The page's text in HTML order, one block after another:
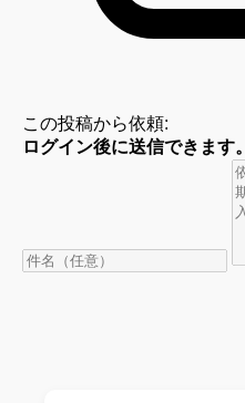
この投稿から依頼:
ログイン後に送信できます。